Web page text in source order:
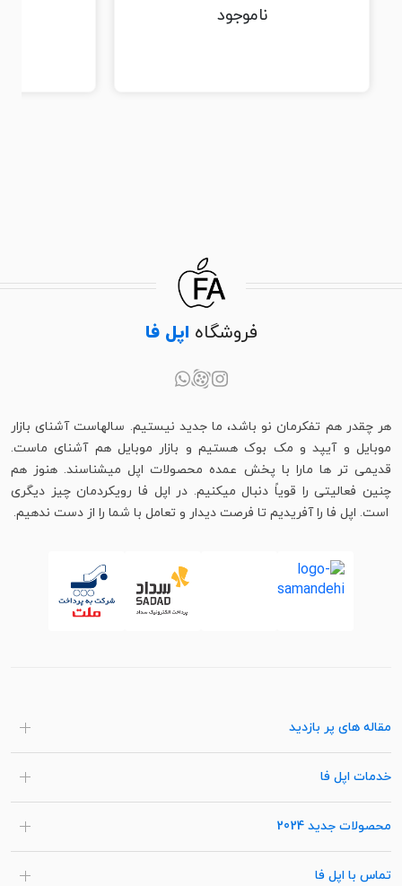
ناموجود
فروشگاه اپل فا
هر چقدر هم تفکرمان نو باشد، ما جدید نیستیم. سالهاست آشنای بازار
موبایل و آیپد و مک بوک هستیم و بازار موبایل هم آشنای ماست.
قدیمی تر ها مارا با پخش عمده محصولات اپل میشناسند. هنوز هم
چنین فعالیتی را قویاً دنبال میکنیم. در اپل فا رویکردمان چیز دیگری
است. اپل فا را آفریدیم تا فرصت دیدار و تعامل با شما را از دست ندهیم.
مقاله های پر بازدید
خدمات اپل فا
محصولات جدید 2024
تماس با اپل فا